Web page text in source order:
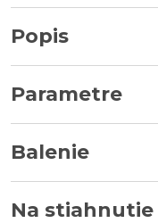
Popis
Parametre
Balenie
Na stiahnutie